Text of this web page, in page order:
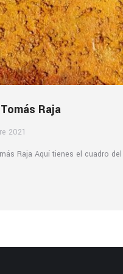
Raja
2021
Raja Aquí tienes el cuadro